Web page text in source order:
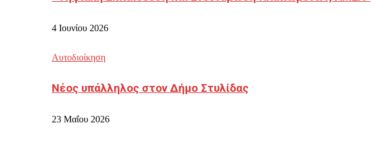
4 Ιουνίου 2026
Αυτοδιοίκηση
Νέος υπάλληλος στον Δήμο Στυλίδας
23 Μαΐου 2026